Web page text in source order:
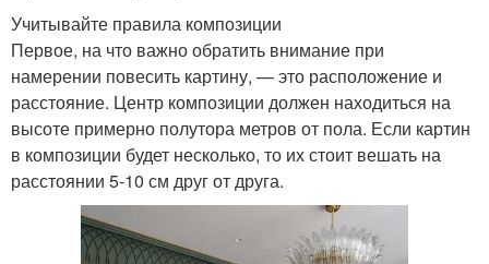
Учитывайте правила композиции
Первое, на что важно обратить внимание при
намерении повесить картину, — это расположение и
расстояние. Центр композиции должен находиться на
высоте примерно полутора метров от пола. Если картин
в композиции будет несколько, то их стоит вешать на
расстоянии 5-10 см друг от друга.